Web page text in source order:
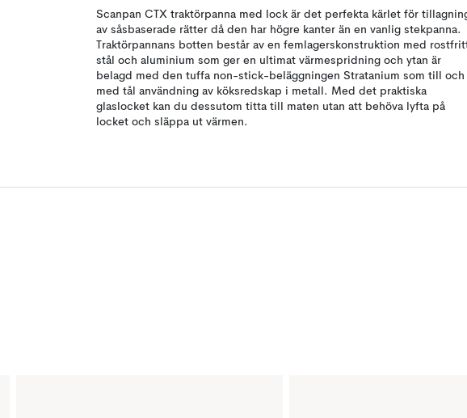
Scanpan CTX traktörpanna med lock är det perfekta kärlet för
av såsbaserade rätter då den har högre kanter än en vanlig stekpanna.
Traktörpannans botten består av en femlagerskonstruktion med
stål och aluminium som ger en ultimat värmespridning och ytan är
belagd med den tuffa non-stick-beläggningen Stratanium som till och
med tål användning av köksredskap i metall. Med det praktiska
glaslocket kan du dessutom titta till maten utan att behöva lyfta på
locket och släppa ut värmen.